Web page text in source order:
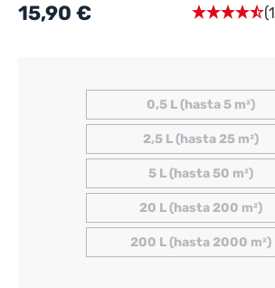
15,90 €
0,5 L (hasta 5 m²)
2,5 L (hasta 25 m²)
5 L (hasta 50 m²)
20 L (hasta 200 m²)
200 L (hasta 2000 m²)